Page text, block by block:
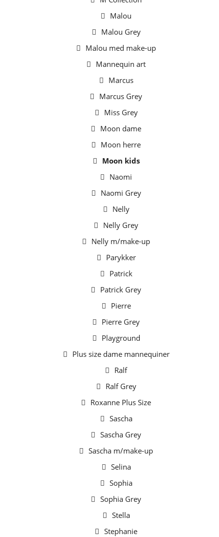
Malou
Malou Grey
Malou med make-up
Mannequin art
Marcus
Marcus Grey
Miss Grey
Moon dame
Moon herre
Moon kids
Naomi
Naomi Grey
Nelly
Nelly Grey
Nelly m/make-up
Parykker
Patrick
Patrick Grey
Pierre
Pierre Grey
Playground
Plus size dame mannequiner
Ralf
Ralf Grey
Roxanne Plus Size
Sascha
Sascha Grey
Sascha m/make-up
Selina
Sophia
Sophia Grey
Stella
Stephanie